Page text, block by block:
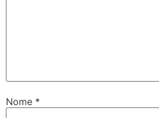
Nome *